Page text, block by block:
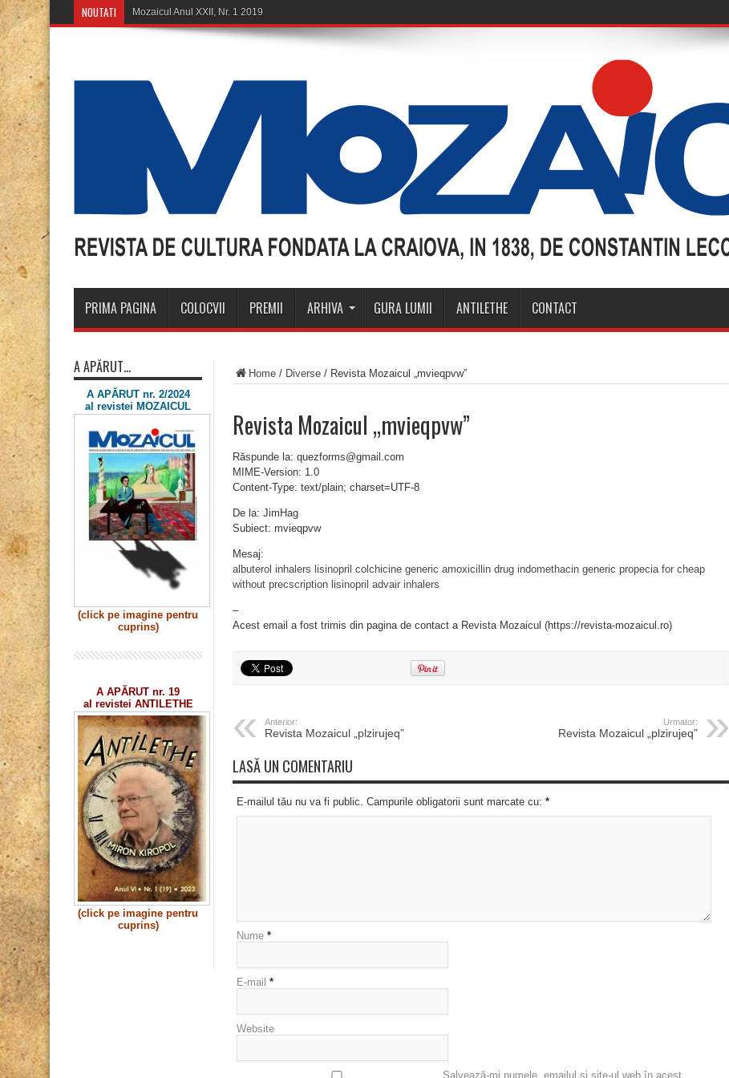
NOUTATI Mozaicul Anul XXII, Nr. 1 2019
PRIMA PAGINA COLOCVII PREMII ARHIVA GURA LUMII ANTILETHE CONTACT
Home / Diverse / Revista Mozaicul „mvieqpvw”
Revista Mozaicul „mvieqpvw”
Răspunde la: quezforms@gmail.com
MIME-Version: 1.0
Content-Type: text/plain; charset=UTF-8
De la: JimHag
Subiect: mvieqpvw
Mesaj:
albuterol inhalers lisinopril colchicine generic amoxicillin drug indomethacin generic propecia for cheap
without precscription lisinopril advair inhalers
–
Acest email a fost trimis din pagina de contact a Revista Mozaicul (https://revista-mozaicul.ro)
Anterior:
Revista Mozaicul „plzirujeq”
Urmator:
Revista Mozaicul „plzirujeq”
LASĂ UN COMENTARIU
E-mailul tău nu va fi public. Campurile obligatorii sunt marcate cu: *
Nume *
E-mail *
Website
Salvează-mi numele, emailul și site-ul web în acest
A APĂRUT…
A APĂRUT nr. 2/2024
al revistei MOZAICUL
(click pe imagine pentru
cuprins)
A APĂRUT nr. 19
al revistei ANTILETHE
(click pe imagine pentru
cuprins)